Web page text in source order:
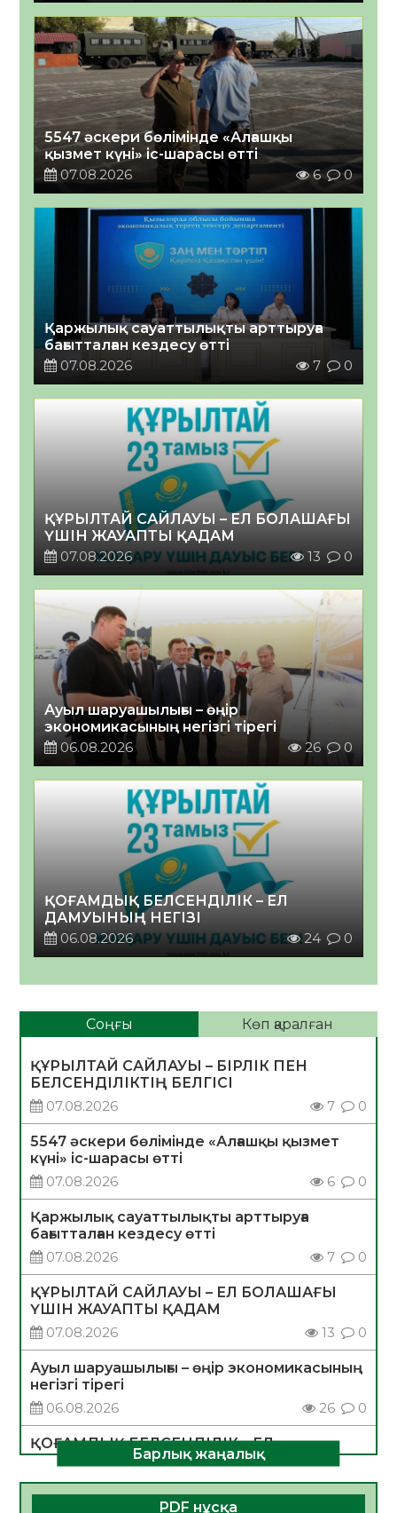
5547 әскери бөлімінде «Алғашқы
қызмет күні» іс-шарасы өтті
07.08.2026
6 0
Қаржылық сауаттылықты арттыруға
бағытталған кездесу өтті
07.08.2026
7 0
ҚҰРЫЛТАЙ САЙЛАУЫ – ЕЛ БОЛАШАҒЫ
ҮШІН ЖАУАПТЫ ҚАДАМ
07.08.2026
13 0
Ауыл шаруашылығы – өңір
экономикасының негізгі тірегі
06.08.2026
26 0
ҚОҒАМДЫҚ БЕЛСЕНДІЛІК – ЕЛ
ДАМУЫНЫҢ НЕГІЗІ
06.08.2026
24 0
Соңғы Көп қаралған
ҚҰРЫЛТАЙ САЙЛАУЫ – БІРЛІК ПЕН
БЕЛСЕНДІЛІКТІҢ БЕЛГІСІ
07.08.2026
7 0
5547 әскери бөлімінде «Алғашқы қызмет
күні» іс-шарасы өтті
07.08.2026
6 0
Қаржылық сауаттылықты арттыруға
бағытталған кездесу өтті
07.08.2026
7 0
ҚҰРЫЛТАЙ САЙЛАУЫ – ЕЛ БОЛАШАҒЫ
ҮШІН ЖАУАПТЫ ҚАДАМ
07.08.2026
13 0
Ауыл шаруашылығы – өңір экономикасының
негізгі тірегі
06.08.2026
26 0
ҚОҒАМДЫҚ БЕЛСЕНДІЛІК – ЕЛ
ДАМУЫНЫҢ НЕГІЗІ
06.08.2026
24 0
Барлық жаңалық
PDF нұсқа